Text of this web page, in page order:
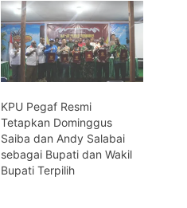
KPU Pegaf Resmi
Tetapkan Dominggus
Saiba dan Andy Salabai
sebagai Bupati dan Wakil
Bupati Terpilih